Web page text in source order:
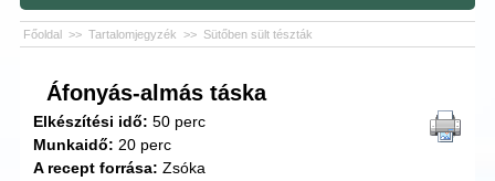
Főoldal >> Tartalomjegyzék >> Sütőben sült tészták
Áfonyás-almás táska
Elkészítési idő: 50 perc
Munkaidő: 20 perc
A recept forrása: Zsóka